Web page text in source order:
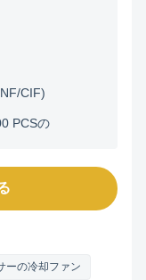
CIF)
PCSの
ーの冷却ファン